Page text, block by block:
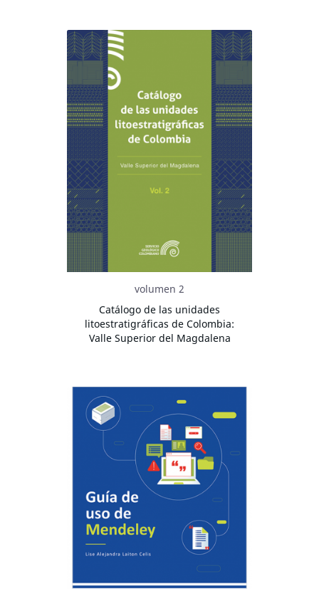
volumen 2
Catálogo de las unidades
litoestratigráficas de Colombia:
Valle Superior del Magdalena